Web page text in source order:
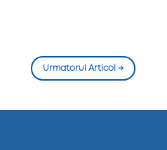
Urmatorul Articol →